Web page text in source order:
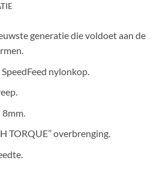
generatie die voldoet aan de
nylonkop.
TORQUE’’ overbrenging.